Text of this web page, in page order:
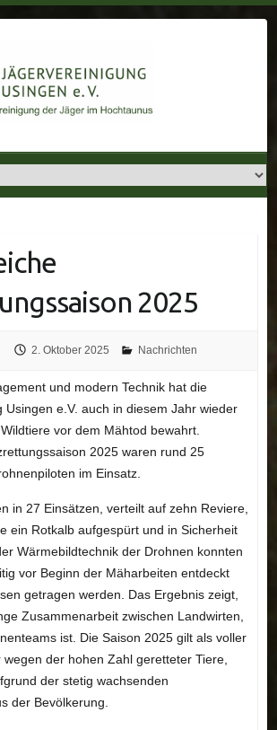
2025
2. Oktober 2025 Nachrichten
und modern Technik hat die
Usingen e.V. auch in diesem Jahr wieder
vor dem Mähtod bewahrt.
2025 waren rund 25
im Einsatz.
in 27 Einsätzen, verteilt auf zehn Reviere,
ein Rotkalb aufgespürt und in Sicherheit
Wärmebildtechnik der Drohnen konnten
vor Beginn der Mäharbeiten entdeckt
getragen werden. Das Ergebnis zeigt,
Zusammenarbeit zwischen Landwirten,
ist. Die Saison 2025 gilt als voller
der hohen Zahl geretteter Tiere,
der stetig wachsenden
der Bevölkerung.